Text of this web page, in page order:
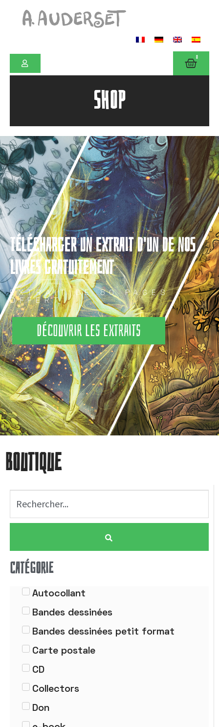
0
SHOP
TÉLÉCHARGER UN EXTRAIT D'UN DE NOS
LIVRES GRATUITEMENT
EXTRAIT DE 80 PAGES
OFFERT
Découvrir les extraits
BOUTIQUE
CATÉGORIE
Autocollant
Bandes dessinées
Bandes dessinées petit format
Carte postale
CD
Collectors
Don